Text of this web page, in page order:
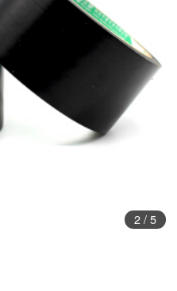
2/ 5